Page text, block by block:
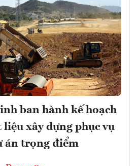
ban hành kế hoạch
xây dựng phục vụ
án trọng điểm